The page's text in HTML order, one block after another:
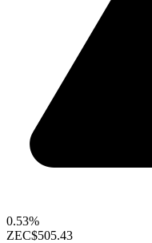
0.53%
ZEC$505.43